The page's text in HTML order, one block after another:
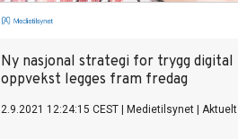
Ny nasjonal strategi for trygg digital
oppvekst legges fram fredag
2.9.2021 12:24:15 CEST Medietilsynet Aktuelt